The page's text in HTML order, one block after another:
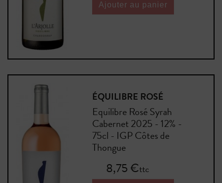
Ajouter au panier
ÉQUILIBRE ROSÉ
Equilibre Rosé Syrah
Cabernet 2025 - 12% -
75cl - IGP Côtes de
Thongue
Prix8,75 €ttc